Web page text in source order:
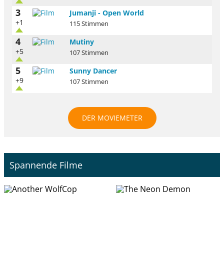
3
+1
Jumanji - Open World
115 Stimmen
4
+5
Mutiny
107 Stimmen
5
+9
Sunny Dancer
107 Stimmen
DER MOVIEMETER
Spannende Filme